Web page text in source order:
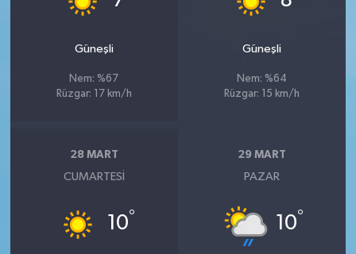
Güneşli
Nem: %67
Rüzgar: 17 km/h
Güneşli
Nem: %64
Rüzgar: 15 km/h
28 MART
CUMARTESI
10°
29 MART
PAZAR
10°